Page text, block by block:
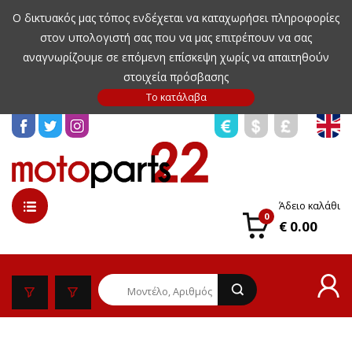
Ο δικτυακός μας τόπος ενδέχεται να καταχωρήσει πληροφορίες
στον υπολογιστή σας που να μας επιτρέπουν να σας
αναγνωρίζουμε σε επόμενη επίσκεψη χωρίς να απαιτηθούν
στοιχεία πρόσβασης
0
Άδειο καλάθι
€ 0.00